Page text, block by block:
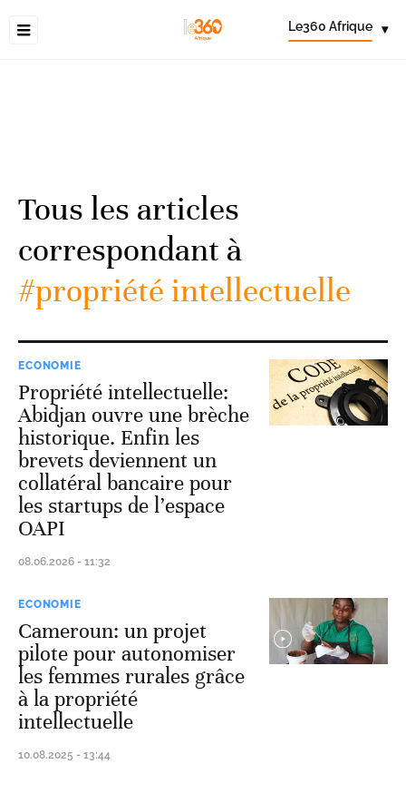
Le360 Afrique ▾
Tous les articles
correspondant à
#propriété intellectuelle
ECONOMIE
Propriété intellectuelle:
Abidjan ouvre une brèche
historique. Enfin les
brevets deviennent un
collatéral bancaire pour
les startups de l’espace
OAPI
08.06.2026 - 11:32
ECONOMIE
Cameroun: un projet
pilote pour autonomiser
les femmes rurales grâce
à la propriété
intellectuelle
10.08.2025 - 13:44